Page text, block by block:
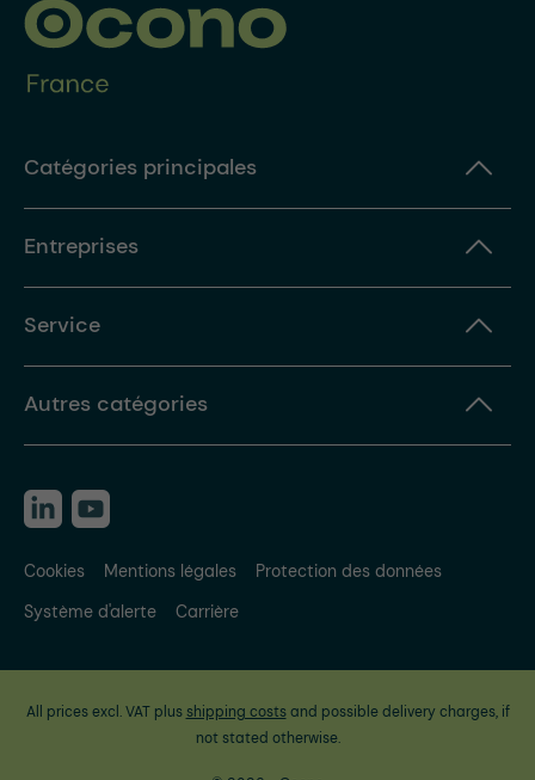
Catégories principales
Entreprises
Service
Autres catégories
Cookies Mentions légales
Protection des données
Système d'alerte
Carrière
All prices excl. VAT plus shipping costsand possible delivery charges, if
not stated otherwise.